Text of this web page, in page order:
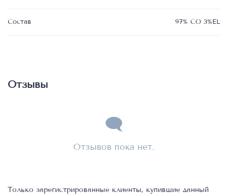
Состав 97% CO 3%EL
Отзывы
Отзывов пока нет.
Только зарегистрированные клиенты, купившие данный